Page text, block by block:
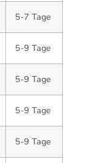
5-7 Tage
5-9 Tage
5-9 Tage
5-9 Tage
5-9 Tage